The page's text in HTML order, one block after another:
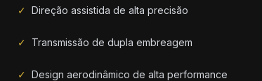
✓ Direção assistida de alta precisão
✓ Transmissão de dupla embreagem
✓ Design aerodinâmico de alta performance